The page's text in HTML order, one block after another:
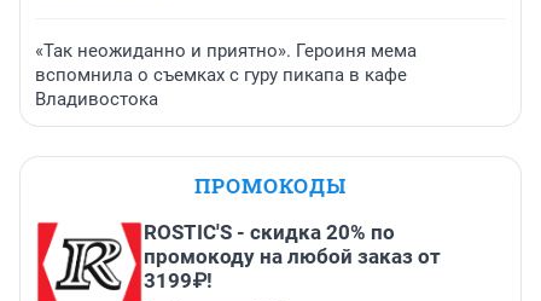
«Так неожиданно и приятно». Героиня мема
вспомнила о съемках с гуру пикапа в кафе
Владивостока
ПРОМОКОДЫ
ROSTIC'S - скидка 20% по
промокоду на любой заказ от
3199₽!